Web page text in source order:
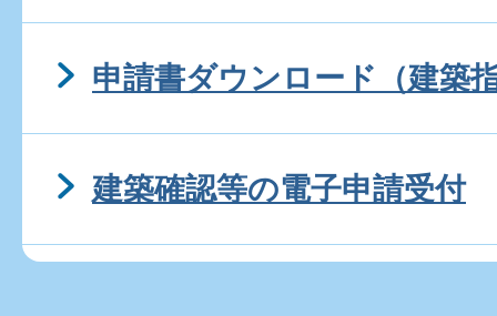
申請書ダウンロード（建築
建築確認等の電子申請受付